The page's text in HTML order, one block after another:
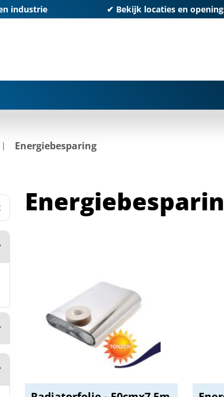
industrie ✔ Bekijk locaties en
Energiebesparing